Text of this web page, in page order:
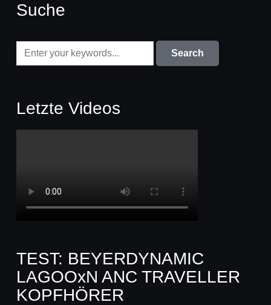
Suche
Letzte Videos
TEST: BEYERDYNAMIC
LAGOOxN ANC TRAVELLER
KOPFHÖRER